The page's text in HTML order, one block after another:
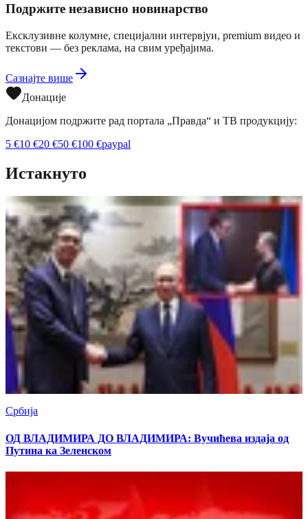
Подржите независно новинарство
Ексклузивне колумне, специјални интервјуи, premium видео и
текстови — без реклама, на свим уређајима.
Сазнајте више
Донације
Донацијом подржите рад портала „Правда“ и ТВ продукцију:
5 €10 €20 €50 €100 €paypal
Истакнуто
Србија
ОД ВЛАДИМИРА ДО ВЛАДИМИРА: Вучићева издаја од
Путина ка Зеленском